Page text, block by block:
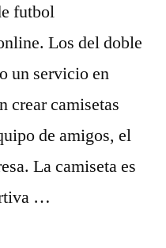
futbol
Los del doble
un servicio en
crear camisetas
de amigos, el
La camiseta es
…